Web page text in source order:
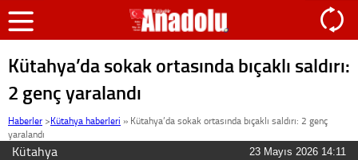
Kütahya’da sokak ortasında bıçaklı saldırı:
2 genç yaralandı
Haberler >Kütahya haberleri » Kütahya’da sokak ortasında bıçaklı saldırı: 2 genç
yaralandı
Kütahya 23 Mayıs 2026 14:11